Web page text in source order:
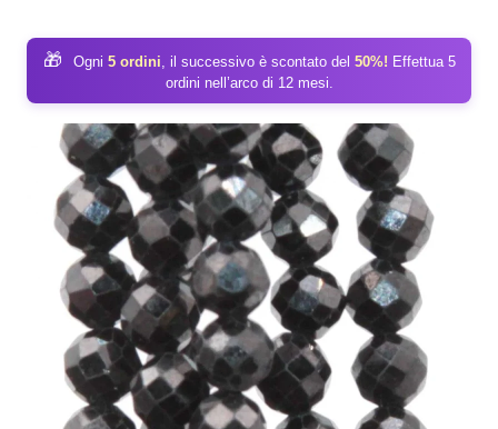
🎁 Ogni 5 ordini, il successivo è scontato del 50%! Effettua 5
ordini nell’arco di 12 mesi.